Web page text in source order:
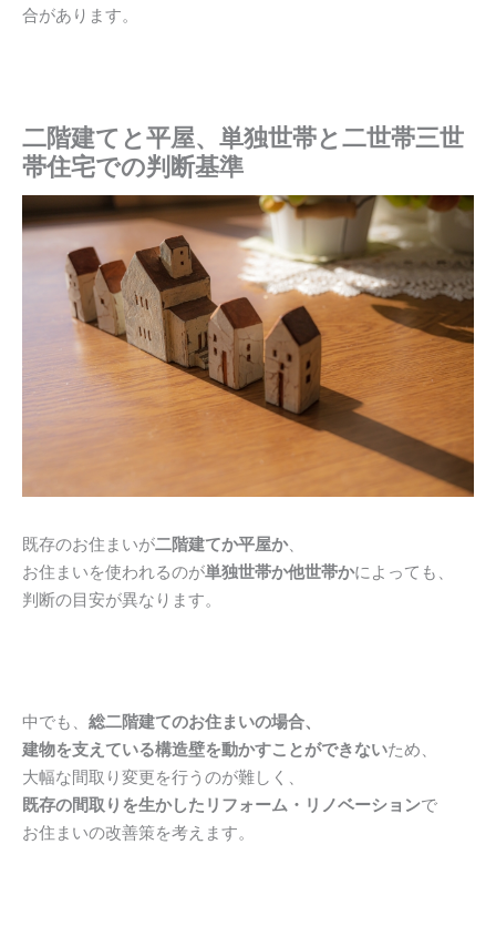
合があります。
二階建てと平屋、単独世帯と二世帯三世
帯住宅での判断基準
既存のお住まいが二階建てか平屋か、
お住まいを使われるのが単独世帯か他世帯かによっても、
判断の目安が異なります。
中でも、 総二階建てのお住まいの場合、
建物を支えている構造壁を動かすことができないため、
大幅な間取り変更を行うのが難しく、
既存の間取りを生かしたリフォーム・リノベーションで
お住まいの改善策を考えます。